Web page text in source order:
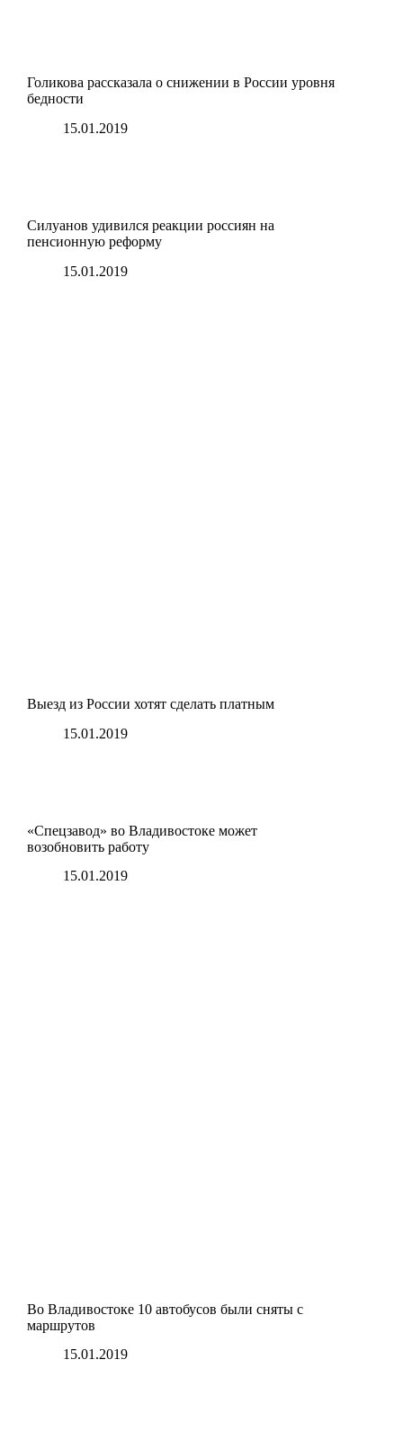
Голикова рассказала о снижении в России уровня
бедности
15.01.2019
Силуанов удивился реакции россиян на
пенсионную реформу
15.01.2019
Выезд из России хотят сделать платным
15.01.2019
«Спецзавод» во Владивостоке может
возобновить работу
15.01.2019
Во Владивостоке 10 автобусов были сняты с
маршрутов
15.01.2019